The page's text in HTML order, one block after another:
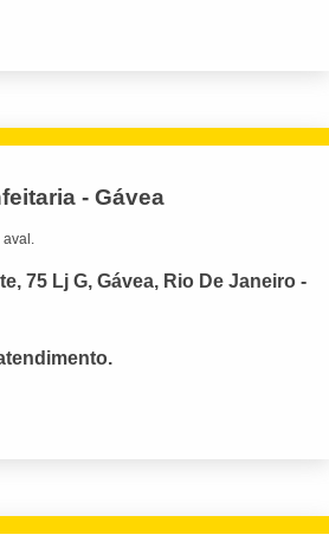
- Gávea
aval.
75 Lj G, Gávea, Rio De Janeiro -